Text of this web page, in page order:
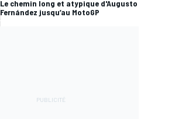
Le chemin long et atypique d'Augusto
Fernández jusqu’au MotoGP